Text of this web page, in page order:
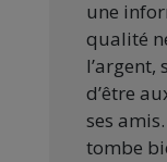
une
qualité
d’être
ses
tombe